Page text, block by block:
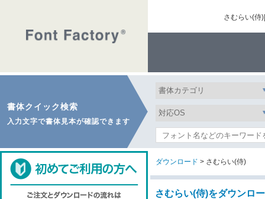
さむらい(侍
書体クイック検索
入力文字で書体見本が確認できます
ダウンロード > さむらい(侍)
さむらい(侍)をダウンロ